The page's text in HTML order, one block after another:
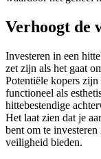
Verhoogt de
Investeren in een
zet zijn als het gaat
Potentiële kopers
functioneel als
hittebestendige
Het laat zien dat je
bent om te
veiligheid bieden.